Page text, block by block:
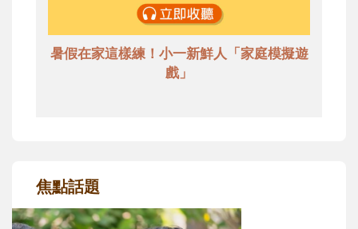
暑假在家這樣練！小一新鮮人「家庭模擬遊
戲」
焦點話題